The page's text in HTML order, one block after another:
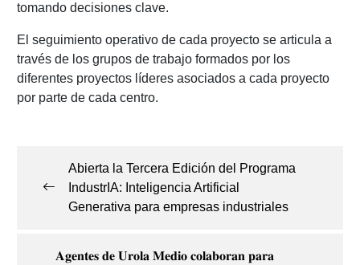
tomando decisiones clave.
El seguimiento operativo de cada proyecto se articula a
través de los grupos de trabajo formados por los
diferentes proyectos líderes asociados a cada proyecto
por parte de cada centro.
entradas
Abierta la Tercera Edición del Programa
IndustrIA: Inteligencia Artificial
Generativa para empresas industriales
𝐀𝐠𝐞𝐧𝐭𝐞𝐬 𝐝𝐞 𝐔𝐫𝐨𝐥𝐚 𝐌𝐞𝐝𝐢𝐨 𝐜𝐨𝐥𝐚𝐛𝐨𝐫𝐚𝐧 𝐩𝐚𝐫𝐚